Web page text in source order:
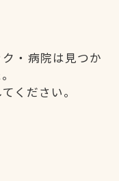
・病院は見つか
ください。